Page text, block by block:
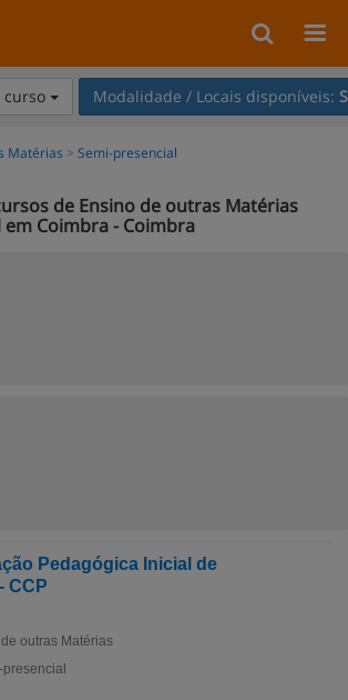
curso Modalidade / Locais disponíveis:
Matérias Semi-presencial
de Ensino de outras Matérias
em Coimbra - Coimbra
Pedagógica Inicial de
CCP
outras Matérias
presencial